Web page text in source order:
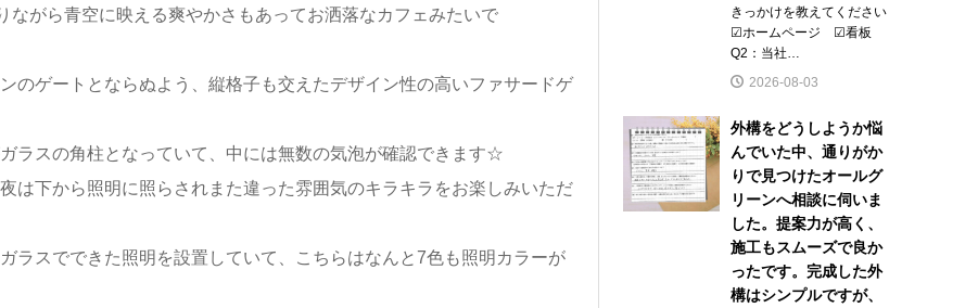
ながら青空に映える爽やかさもあってお洒落なカフェみたいで
のゲートとならぬよう、縦格子も交えたデザイン性の高いファサードゲ
ラスの角柱となっていて、中には無数の気泡が確認できます☆
は下から照明に照らされまた違った雰囲気のキラキラをお楽しみいただ
ラスでできた照明を設置していて、こちらはなんと7色も照明カラーが
きっかけを教えてください
☑ホームページ ☑看板
Q2：当社…
2026-08-03
外構をどうしようか悩
んでいた中、通りがか
りで見つけたオールグ
リーンへ相談に伺いま
した。提案力が高く、
施工もスムーズで良か
ったです。完成した外
構はシンプルですが、